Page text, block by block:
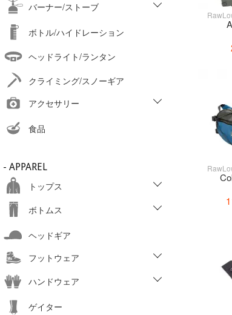
バーナー/ストーブ
ボトル/ハイドレーション
ヘッドライト/ランタン
クライミング/スノーギア
アクセサリー
食品
- APPAREL
トップス
ボトムス
ヘッドギア
フットウェア
ハンドウェア
ゲイター